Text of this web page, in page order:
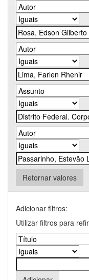
Retornar valores
Adicionar filtros:
Utilizar filtros para